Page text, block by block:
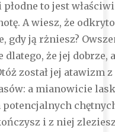
to jest
A wiesz, że
gdy ją rżniesz?
dlatego, że jej dobrze,
został jej atawizm
a mianowicie
potencjalnych
i z niej